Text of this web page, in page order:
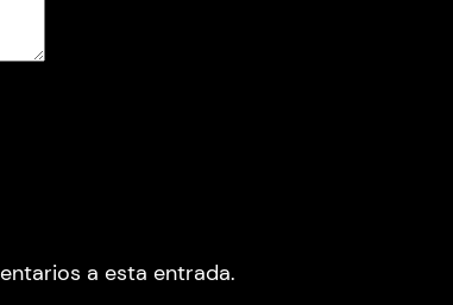
a esta entrada.